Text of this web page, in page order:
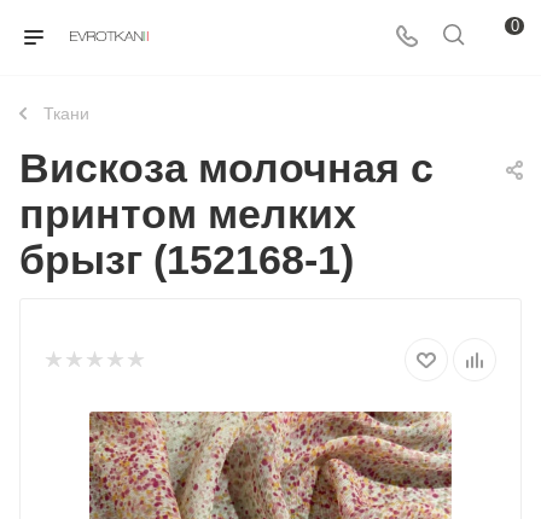
0
Ткани
Вискоза молочная с
принтом мелких
брызг (152168-1)